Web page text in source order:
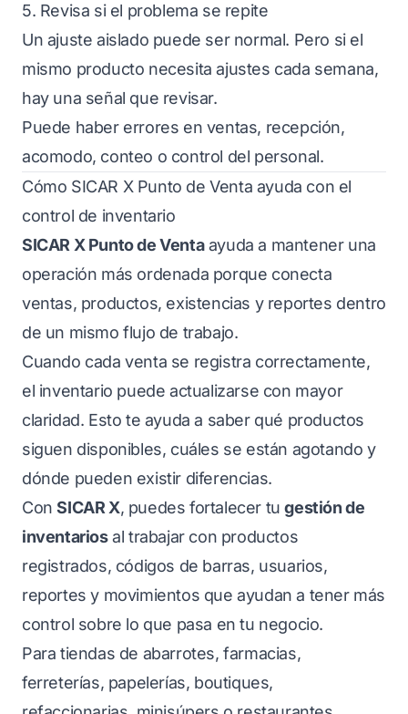
5. Revisa si el problema se repite
Un ajuste aislado puede ser normal. Pero si el
mismo producto necesita ajustes cada semana,
hay una señal que revisar.
Puede haber errores en ventas, recepción,
acomodo, conteo o control del personal.
Cómo SICAR X Punto de Venta ayuda con el
control de inventario
SICAR X Punto de Ventaayuda a mantener una
operación más ordenada porque conecta
ventas, productos, existencias y reportes dentro
de un mismo flujo de trabajo.
Cuando cada venta se registra correctamente,
el inventario puede actualizarse con mayor
claridad. Esto te ayuda a saber qué productos
siguen disponibles, cuáles se están agotando y
dónde pueden existir diferencias.
ConSICAR X, puedes fortalecer tugestión de
inventariosal trabajar con productos
registrados, códigos de barras, usuarios,
reportes y movimientos que ayudan a tener más
control sobre lo que pasa en tu negocio.
Para tiendas de abarrotes, farmacias,
ferreterías, papelerías, boutiques,